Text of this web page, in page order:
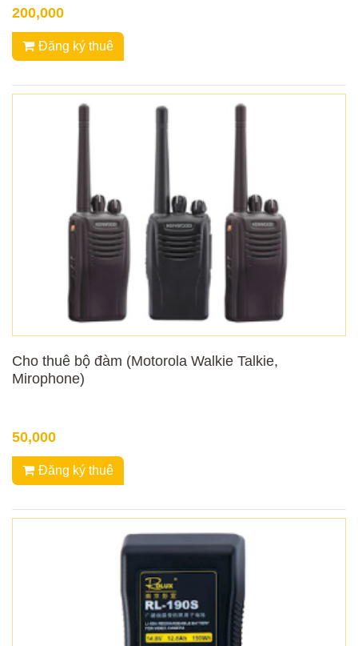
200,000
Đăng ký thuê
Cho thuê bộ đàm (Motorola Walkie Talkie,
Mirophone)
50,000
Đăng ký thuê